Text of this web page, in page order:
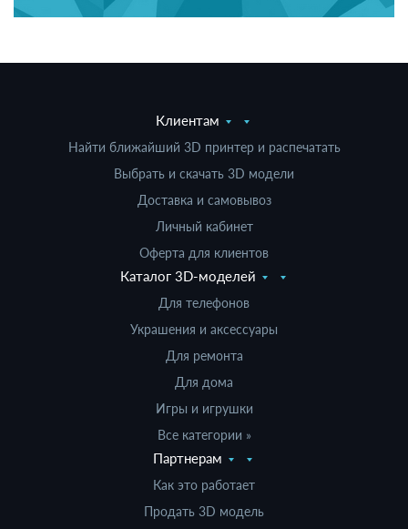
Клиентам
Найти ближайший 3D принтер и распечатать
Выбрать и скачать 3D модели
Доставка и самовывоз
Личный кабинет
Оферта для клиентов
Каталог 3D-моделей
Для телефонов
Украшения и аксессуары
Для ремонта
Для дома
Игры и игрушки
Все категории »
Партнерам
Как это работает
Продать 3D модель